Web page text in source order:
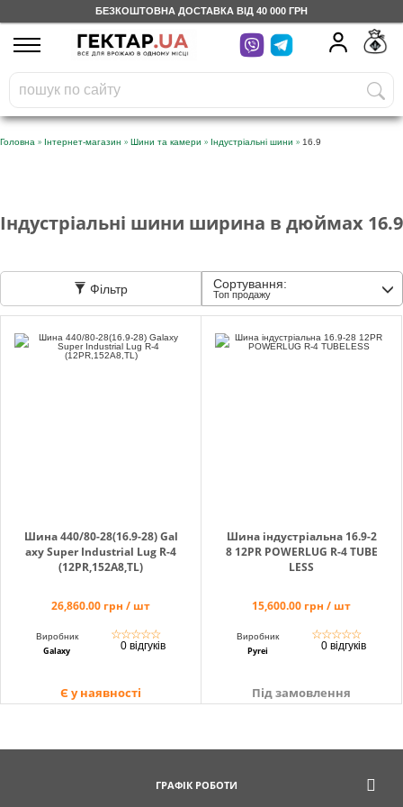
БЕЗКОШТОВНА ДОСТАВКА ВІД 40 000 ГРН
UA
На вашому
бонусному рахунку
грн
Безкоштовно по Україні
Категорії
Щоденник
Доставка
0 800 203
302
Безкоштовно
+38 (096) 733
733 0
Головна » Інтернет-магазин » Шини та камери » Індустріальні шини » 16.9
Індустріальні шини ширина в дюймах 16.9
Фільтр Сортування:
Топ продажу
Шина 440/80-28(16.9-28) Gal
axy Super Industrial Lug R-4
(12PR,152A8,TL)
26,860.00 грн / шт
Виробник
Galaxy
☆☆☆☆☆
0 відгуків
Є у наявності
Шина індустріальна 16.9-2
8 12PR POWERLUG R-4 TUBE
LESS
15,600.00 грн / шт
Виробник
Pyrei
☆☆☆☆☆
0 відгуків
Під замовлення
ГРАФІК РОБОТИ